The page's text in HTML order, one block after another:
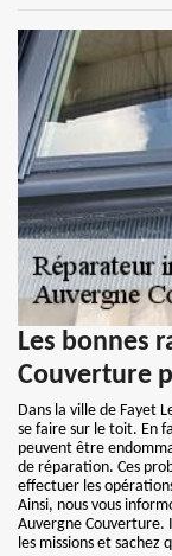
Les bonnes
Couverture
Dans la ville de Fayet
se faire sur le toit. En
peuvent être
de réparation. Ces
effectuer les
Ainsi, nous vous
Auvergne Couverture.
les missions et sachez